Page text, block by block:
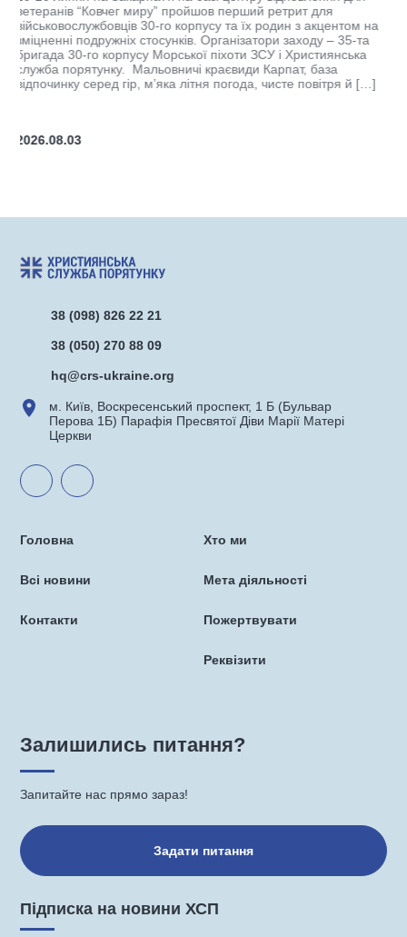
на
35-та
й […]
“ЛЮКС МУНДІ” підписали тристоронню угоду про
співробітництво. Партнерство передбачає спільний
освітніх програм, підготовку фахівців із соціально-
супроводу та реалізацію проєктів, спрямованих на
ветеранів, військовослужбовців і їхніх родин. За словами
координатора ХСП Андрія Оленчика, метою співпраці є
об’єднання ресурсів академічної спільноти та
2026.07.27
38 (098) 826 22 21
38 (050) 270 88 09
hq@crs-ukraine.org
м. Київ, Воскресенський проспект, 1 Б (Бульвар
Перова 1Б) Парафія Пресвятої Діви Марії Матері
Церкви
Головна
Всі новини
Контакти
Хто ми
Мета діяльності
Пожертвувати
Реквізити
Залишились питання?
Запитайте нас прямо зараз!
Задати питання
Підписка на новини ХСП